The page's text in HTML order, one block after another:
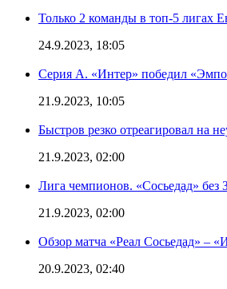
Только 2 команды в топ-5 лигах
24.9.2023, 18:05
Серия А. «Интер» победил
21.9.2023, 10:05
Быстров резко отреагировал на
21.9.2023, 02:00
Лига чемпионов. «Сосьедад» без
21.9.2023, 02:00
Обзор матча «Реал Сосьедад» –
20.9.2023, 02:40